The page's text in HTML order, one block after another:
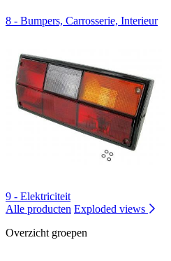
8 - Bumpers, Carrosserie, Interieur
9 - Elektriciteit
Alle producten Exploded views
Overzicht groepen